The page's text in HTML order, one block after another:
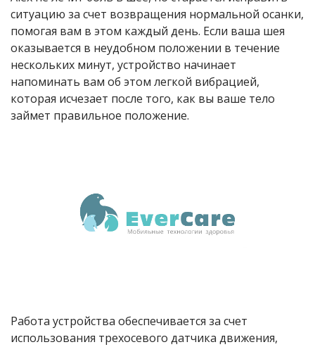
ситуацию за счет возвращения нормальной осанки,
помогая вам в этом каждый день. Если ваша шея
оказывается в неудобном положении в течение
нескольких минут, устройство начинает
напоминать вам об этом легкой вибрацией,
которая исчезает после того, как вы ваше тело
займет правильное положение.
Работа устройства обеспечивается за счет
использования трехосевого датчика движения,